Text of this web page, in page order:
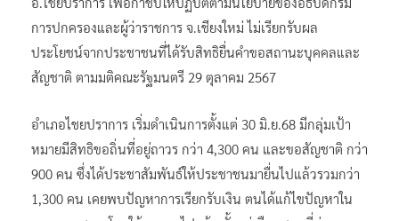
ปราการ จ.เชียงใหม่
เรียกประชุมกำนันผู้ใหญ่บ้านในพื้นที่
อ.ไชยปราการ เพื่อกำชับให้ปฏิบัติตามนโยบายของอธิบดีกรม
การปกครองและผู้ว่าราชการ จ.เชียงใหม่ ไม่เรียกรับผล
ประโยชน์จากประชาชนที่ได้รับสิทธิยื่นคำขอสถานะบุคคลและ
สัญชาติ ตามมติคณะรัฐมนตรี 29 ตุลาคม 2567
อำเภอไชยปราการ เริ่มดำเนินการตั้งแต่ 30 มิ.ย.68 มีกลุ่มเป้า
หมายมีสิทธิขอถิ่นที่อยู่ถาวร กว่า 4,300 คน และขอสัญชาติ กว่า
900 คน ซึ่งได้ประชาสัมพันธ์ให้ประชาชนมายื่นไปแล้วรวมกว่า